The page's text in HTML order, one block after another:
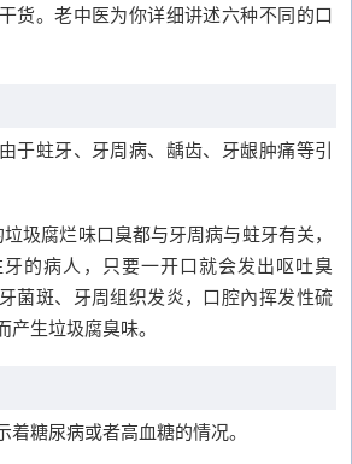
货。老中医为你详细讲述六种不同的口
于蛀牙、牙周病、龋齿、牙龈肿痛等引
圾腐烂味口臭都与牙周病与蛀牙有关，
的病人，只要一开口就会发出呕吐臭
菌斑、牙周组织发炎，口腔內挥发性硫
生垃圾腐臭味。
糖尿病或者高血糖的情况。